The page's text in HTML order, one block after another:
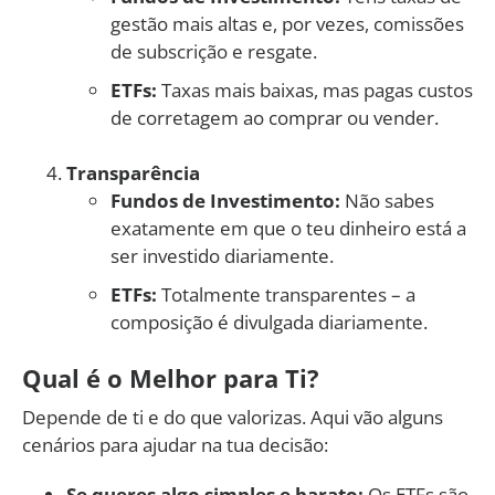
gestão mais altas e, por vezes, comissões
de subscrição e resgate.
ETFs: Taxas mais baixas, mas pagas custos
de corretagem ao comprar ou vender.
Transparência
Fundos de Investimento: Não sabes
exatamente em que o teu dinheiro está a
ser investido diariamente.
ETFs: Totalmente transparentes – a
composição é divulgada diariamente.
Qual é o Melhor para Ti?
Depende de ti e do que valorizas. Aqui vão alguns
cenários para ajudar na tua decisão: